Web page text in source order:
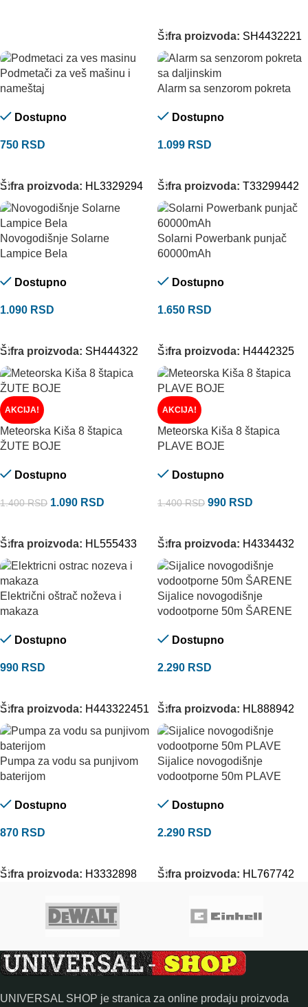
Šifra proizvoda: SH4432221
Podmetači za veš mašinu i
nameštaj
Dostupno
750 RSD
Šifra proizvoda: HL3329294
Alarm sa senzorom pokreta
Dostupno
1.099 RSD
Šifra proizvoda: T33299442
Novogodišnje Solarne
Lampice Bela
Dostupno
1.090 RSD
Šifra proizvoda: SH444322
Solarni Powerbank punjač
60000mAh
Dostupno
1.650 RSD
Šifra proizvoda: H4442325
AKCIJA!
Meteorska Kiša 8 štapica
ŽUTE BOJE
Dostupno
1.400RSD 1.090 RSD
Šifra proizvoda: HL555433
AKCIJA!
Meteorska Kiša 8 štapica
PLAVE BOJE
Dostupno
1.400RSD 990 RSD
Šifra proizvoda: H4334432
Električni oštrač noževa i
makaza
Dostupno
990 RSD
Šifra proizvoda: H443322451
Sijalice novogodišnje
vodootporne 50m ŠARENE
Dostupno
2.290 RSD
Šifra proizvoda: HL888942
Pumpa za vodu sa punjivom
baterijom
Dostupno
870 RSD
Šifra proizvoda: H3332898
Sijalice novogodišnje
vodootporne 50m PLAVE
Dostupno
2.290 RSD
Šifra proizvoda: HL767742
UNIVERSAL SHOP je stranica za online prodaju proizvoda